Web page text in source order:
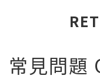
常見問題